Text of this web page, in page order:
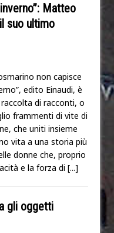
Matteo
suo ultimo
non capisce
edito Einaudi, è
di racconti, o
frammenti di vite di
che uniti insieme
vita a una storia più
donne che, proprio
e la forza di [...]
gli oggetti